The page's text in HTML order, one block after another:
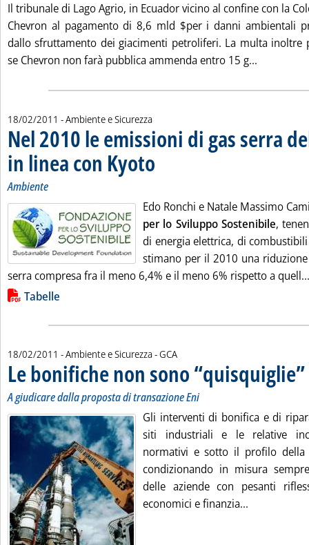
Il tribunale di Lago Agrio, in Ecuador vicino al confine con la
Chevron al pagamento di 8,6 mld $per i danni ambientali
dallo sfruttamento dei giacimenti petroliferi. La multa inoltre
se Chevron non farà pubblica ammenda entro 15 g...
18/02/2011 - Ambiente e Sicurezza
Nel 2010 le emissioni di gas serra
in linea con Kyoto . Sottotitolo: Ambiente
. Pubblicata venerdì 18 febbraio 2011 alle
Ambiente
Edo Ronchi e Natale Massimo
per lo Sviluppo Sostenibile,
di energia elettrica, di
stimano per il 2010 una
serra compresa fra il meno 6,4% e il meno 6% rispetto a quell...
Lista allegati PDF alla notizia
Tabelle
18/02/2011 - Ambiente e Sicurezza -di:
GCA
Le bonifiche non sono “quisquiglie”..
A giudicare dalla proposta di transazione Eni
Gli interventi di bonifica e di
siti industriali e le relative
normativi e sotto il profilo della
condizionando in misura
delle aziende con pesanti
economici e finanzia...